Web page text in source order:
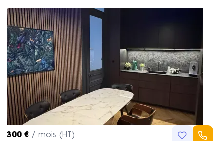
300 € / mois (HT)